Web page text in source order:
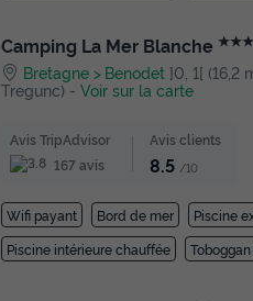
Camping La Mer Blanche
Bretagne Benodet ]0, 1[ (16,2
Tregunc) - Voir sur la carte
Avis TripAdvisor
167 avis
Avis clients
8.5 /10
Wifi payant Bord de mer
Piscine
Piscine intérieure chauffée